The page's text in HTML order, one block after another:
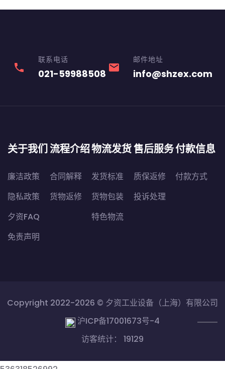
phone
联系电话
021-59988508 email
邮件地址
info@shzex.com
关于我们
廉洁政策
隐私政策
夕资FAQ
免责声明
流程介绍
合同解释
货物返修
物流发货
发货标准
货物包装
特色物流
售后服务
质保返修
投诉处理
付款信息
付款方式
Copyright 2022-2026 © 夕资工业设备（上海）有限公司
沪ICP备17001673号-4
访客统计： 19129